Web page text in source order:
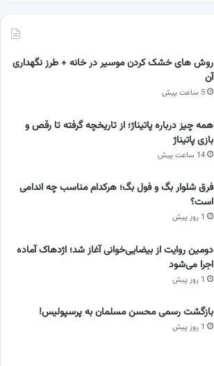
روش های خشک کردن موسیر در خانه + طرز نگهداری
آن
5 ساعت پیش
همه چیز درباره پاتیناژ؛ از تاریخچه گرفته تا رقص و
بازی پاتیناژ
14 ساعت پیش
فرق شلوار بگ و فول بگ؛ هرکدام مناسب چه اندامی
است؟
1 روز پیش
دومین روایت از بیضایی‌خوانی آغاز شد؛ اژدهاک آماده
اجرا می‌شود
1 روز پیش
بازگشت رسمی محسن مسلمان به پرسپولیس!
1 روز پیش